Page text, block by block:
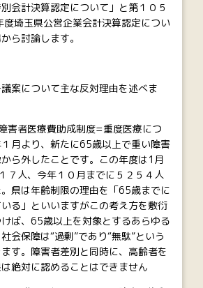
会計決算認定について」と第１０５
埼玉県公営企業会計決算認定につい
ら討論します。
案について主な反対理由を述べま
害者医療費助成制度=重度医療につ
月より、新たに65歳以上で重い障害
ら外したことです。この年度は1月
７人、今年１０月までに５２５４人
県は年齢制限の理由を「65歳までに
る」といいますがこの考え方を敷衍
けば、65歳以上を対象とするあらゆる
会保障は“過剰”であり“無駄”という
す。障害者差別と同時に、高齢者を
絶対に認めることはできません